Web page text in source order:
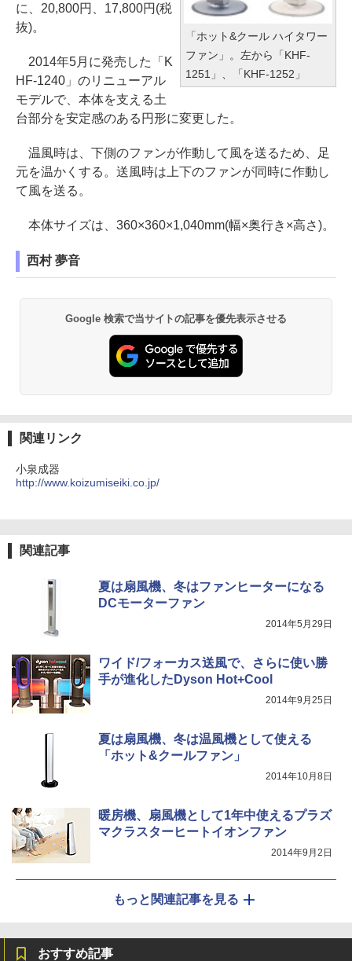
「ホット&クール ハイタワー
ファン」。左から「KHF-
1251」、「KHF-1252」
に、20,800円、17,800円(税
抜)。
2014年5月に発売した「K
HF-1240」のリニューアル
モデルで、本体を支える土
台部分を安定感のある円形に変更した。
温風時は、下側のファンが作動して風を送るため、足
元を温かくする。送風時は上下のファンが同時に作動し
て風を送る。
本体サイズは、360×360×1,040mm(幅×奥行き×高さ)。
西村 夢音
Google 検索で当サイトの記事を優先表示させる
関連リンク
小泉成器
http://www.koizumiseiki.co.jp/
関連記事
夏は扇風機、冬はファンヒーターになる
DCモーターファン
2014年5月29日
ワイド/フォーカス送風で、さらに使い勝
手が進化したDyson Hot+Cool
2014年9月25日
夏は扇風機、冬は温風機として使える
「ホット&クールファン」
2014年10月8日
暖房機、扇風機として1年中使えるプラズ
マクラスターヒートイオンファン
2014年9月2日
もっと関連記事を見る
おすすめ記事